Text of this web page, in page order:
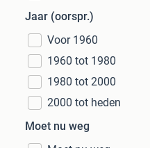
Jaar (oorspr.)
Voor 1960
1960 tot 1980
1980 tot 2000
2000 tot heden
Moet nu weg